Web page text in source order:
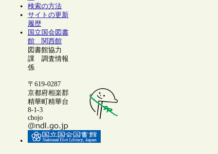
検索の方法
サイトの更新
履歴
国立国会図書
館 関西館
図書館協力
課 調査情報
係
〒619-0287
京都府相楽郡
精華町精華台
8-1-3
chojo